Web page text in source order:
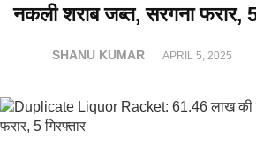
नकली शराब जब्त, सरगना फरार, 5
SHANU KUMAR APRIL 5, 2025